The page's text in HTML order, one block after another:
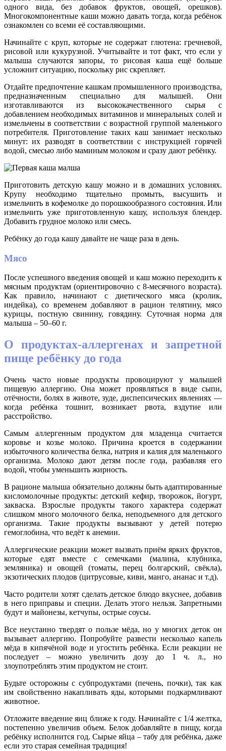
одного вида, без добавок фруктов, овощей, орешков).
Многокомпонентные каши можно давать тогда, когда ребёнок
ознакомлен со всеми её составляющими.
Начинайте с круп, которые не содержат глютена: гречневой,
рисовой или кукурузной. Учитывайте и тот факт, что если у
малыша случаются запоры, то рисовая каша ещё больше
усложнит ситуацию, поскольку рис скрепляет.
Отдайте предпочтение кашкам промышленного производства,
предназначенным специально для малышей. Они
изготавливаются из высококачественного сырья с
добавлением необходимых витаминов и минеральных солей и
измельчены в соответствии с возрастной группой маленького
потребителя. Приготовление таких каш занимает несколько
минут: их разводят в соответствии с инструкцией горячей
водой, смесью либо маминым молоком и сразу дают ребёнку.
Приготовить детскую кашу можно и в домашних условиях.
Крупу необходимо тщательно промыть, высушить и
измельчить в кофемолке до порошкообразного состояния. Или
измельчить уже приготовленную кашу, используя блендер.
Добавить грудное молоко или смесь.
Ребёнку до года кашу давайте не чаще раза в день.
Мясо
После успешного введения овощей и каш можно переходить к
мясным продуктам (ориентировочно с 8-месячного возраста).
Как правило, начинают с диетического мяса (кролик,
индейка), со временем добавляют в рацион телятину, мясо
курицы, постную свинину, говядину. Суточная норма для
малыша – 50–60 г.
О продуктах-аллергенах и запретной
пище ребёнку до года
Очень часто новые продукты провоцируют у малышей
пищевую аллергию. Она может проявляться в виде сыпи,
отёчности, болях в животе, зуде, диспепсических явлениях —
когда ребёнка тошнит, возникает рвота, вздутие или
расстройство.
Самым аллергенным продуктом для младенца считается
коровье и козье молоко. Причина кроется в содержании
избыточного количества белка, натрия и калия для маленького
организма. Молоко дают детям после года, разбавляя его
водой, чтобы уменьшить жирность.
В рационе малыша обязательно должны быть адаптированные
кисломолочные продукты: детский кефир, творожок, йогурт,
закваска. Взрослые продукты такого характера содержат
слишком много молочного белка, неподъемного для детского
организма. Такие продукты вызывают у детей потерю
гемоглобина, что ведёт к анемии.
Аллергические реакции может вызвать приём ярких фруктов,
которые едят вместе с семечками (малина, клубника,
земляника) и овощей (томаты, перец болгарский, свёкла),
экзотических плодов (цитрусовые, киви, манго, ананас и т.д).
Часто родители хотят сделать детское блюдо вкуснее, добавив
в него приправы и специи. Делать этого нельзя. Запретными
будут и майонезы, кетчупы, острые соусы.
Все неустанно твердят о пользе мёда, но у многих деток он
вызывает аллергию. Попробуйте развести несколько капель
мёда в кипячёной воде и угостить ребёнка. Если реакции не
последует – можно увеличить дозу до 1 ч. л., но
злоупотреблять этим продуктом не стоит.
Будьте осторожны с субпродуктами (печень, почки), так как
им свойственно накапливать яды, которыми подкармливают
животное.
Отложите введение яиц ближе к году. Начинайте с 1/4 желтка,
постепенно увеличив объем. Белок добавляйте в пищу, когда
ребёнку исполнится год. Сырые яйца – табу для ребёнка, даже
если это старая семейная традиция!